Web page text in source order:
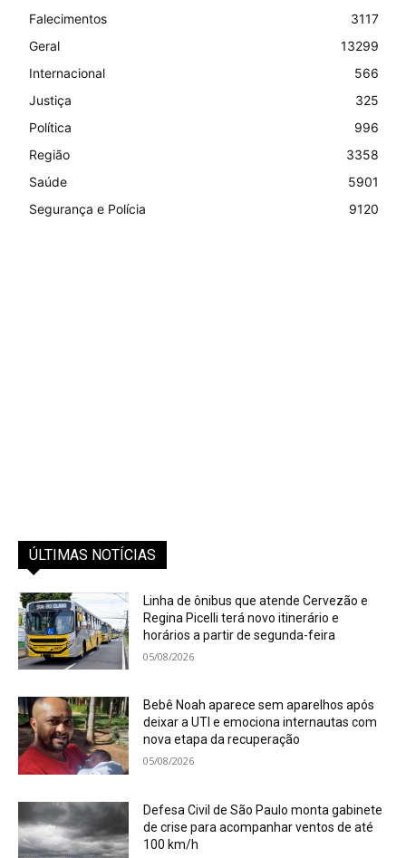
Falecimentos
3117
Geral
13299
Internacional
566
Justiça
325
Política
996
Região
3358
Saúde
5901
Segurança e Polícia
9120
ÚLTIMAS NOTÍCIAS
Linha de ônibus que atende Cervezão e
Regina Picelli terá novo itinerário e
horários a partir de segunda-feira
05/08/2026
Bebê Noah aparece sem aparelhos após
deixar a UTI e emociona internautas com
nova etapa da recuperação
05/08/2026
Defesa Civil de São Paulo monta gabinete
de crise para acompanhar ventos de até
100 km/h